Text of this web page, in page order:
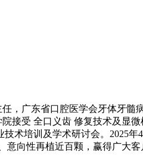
，广东省口腔医学会牙体牙髓
接受 全口义齿 修复技术及显
术培训及学术研讨会。2025
向性再植近百颗，赢得广大客